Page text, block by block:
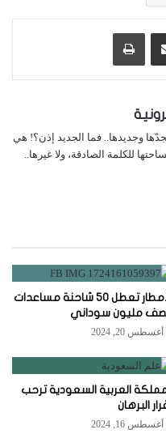
مشاركة عبر البريد طباعة
بجدّها وجديدها.. فما الجديد إذن؟! هي
للكلمة الصادقة، ولا غيرها..
الأمطار تعطل 50 شاحنة مساعدات
مليون سوداني
أغسطس 20, 2024
العربية السعودية ترحب
البرهان
أغسطس 16, 2024